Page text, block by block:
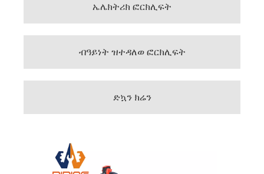
ኤሌክትሪክ ፎርክሊፍት
ብዓይነት ዝተዳለወ ፎርክሊፍት
ድኳን ክሬን